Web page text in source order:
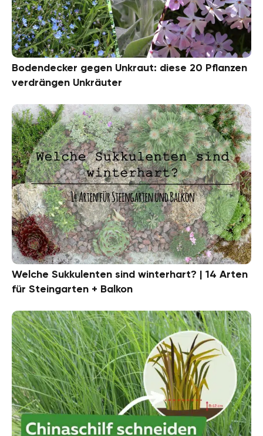
Bodendecker gegen Unkraut: diese 20 Pflanzen
verdrängen Unkräuter
Welche Sukkulenten sind winterhart? | 14 Arten
für Steingarten + Balkon